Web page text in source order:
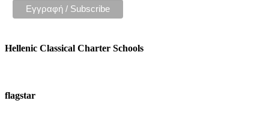
Hellenic Classical Charter Schools
flagstar